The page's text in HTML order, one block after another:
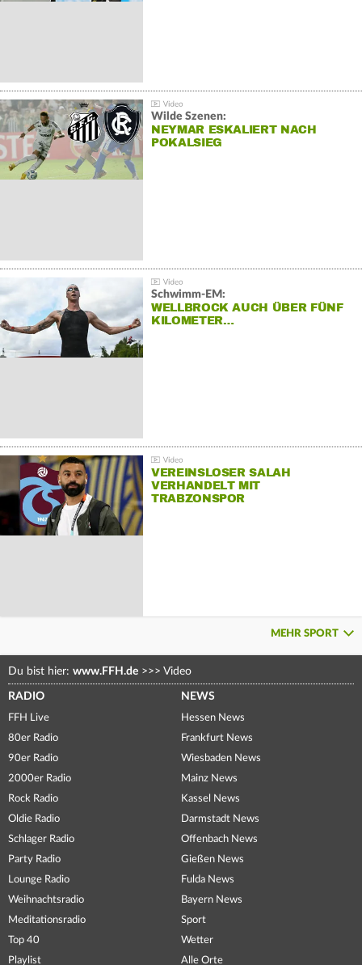
Wilde Szenen:
NEYMAR ESKALIERT NACH
POKALSIEG
Schwimm-EM:
WELLBROCK AUCH ÜBER FÜNF
KILOMETER…
VEREINSLOSER SALAH
VERHANDELT MIT
TRABZONSPOR
MEHR SPORT
Du bist hier: www.FFH.de >>> Video
RADIO
FFH Live
80er Radio
90er Radio
2000er Radio
Rock Radio
Oldie Radio
Schlager Radio
Party Radio
Lounge Radio
Weihnachtsradio
Meditationsradio
Top 40
Playlist
NEWS
Hessen News
Frankfurt News
Wiesbaden News
Mainz News
Kassel News
Darmstadt News
Offenbach News
Gießen News
Fulda News
Bayern News
Sport
Wetter
Alle Orte